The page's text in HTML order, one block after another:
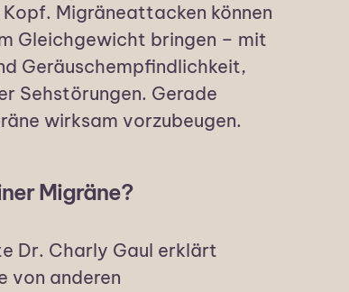
Migräneattacken können
Gleichgewicht bringen – mit
Geräuschempfindlichkeit,
Sehstörungen. Gerade
wirksam vorzubeugen.
Migräne?
Dr. Charly Gaul erklärt
von anderen